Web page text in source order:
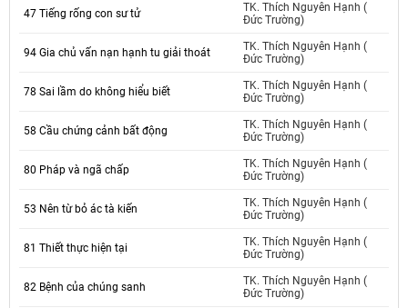
47 Tiếng rống con sư tử
TK. Thích Nguyên Hạnh (
Đức Trường)
94 Gia chủ vấn nạn hạnh tu giải thoát
TK. Thích Nguyên Hạnh (
Đức Trường)
78 Sai lầm do không hiểu biết
TK. Thích Nguyên Hạnh (
Đức Trường)
58 Cầu chứng cảnh bất động
TK. Thích Nguyên Hạnh (
Đức Trường)
80 Pháp và ngã chấp
TK. Thích Nguyên Hạnh (
Đức Trường)
53 Nên từ bỏ ác tà kiến
TK. Thích Nguyên Hạnh (
Đức Trường)
81 Thiết thực hiện tại
TK. Thích Nguyên Hạnh (
Đức Trường)
82 Bệnh của chúng sanh
TK. Thích Nguyên Hạnh (
Đức Trường)